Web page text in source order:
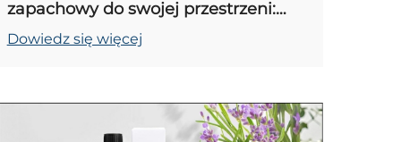
zapachowy do swojej przestrzeni:
przewodnik zakupowy na 2026 rok
Dowiedz się więcej